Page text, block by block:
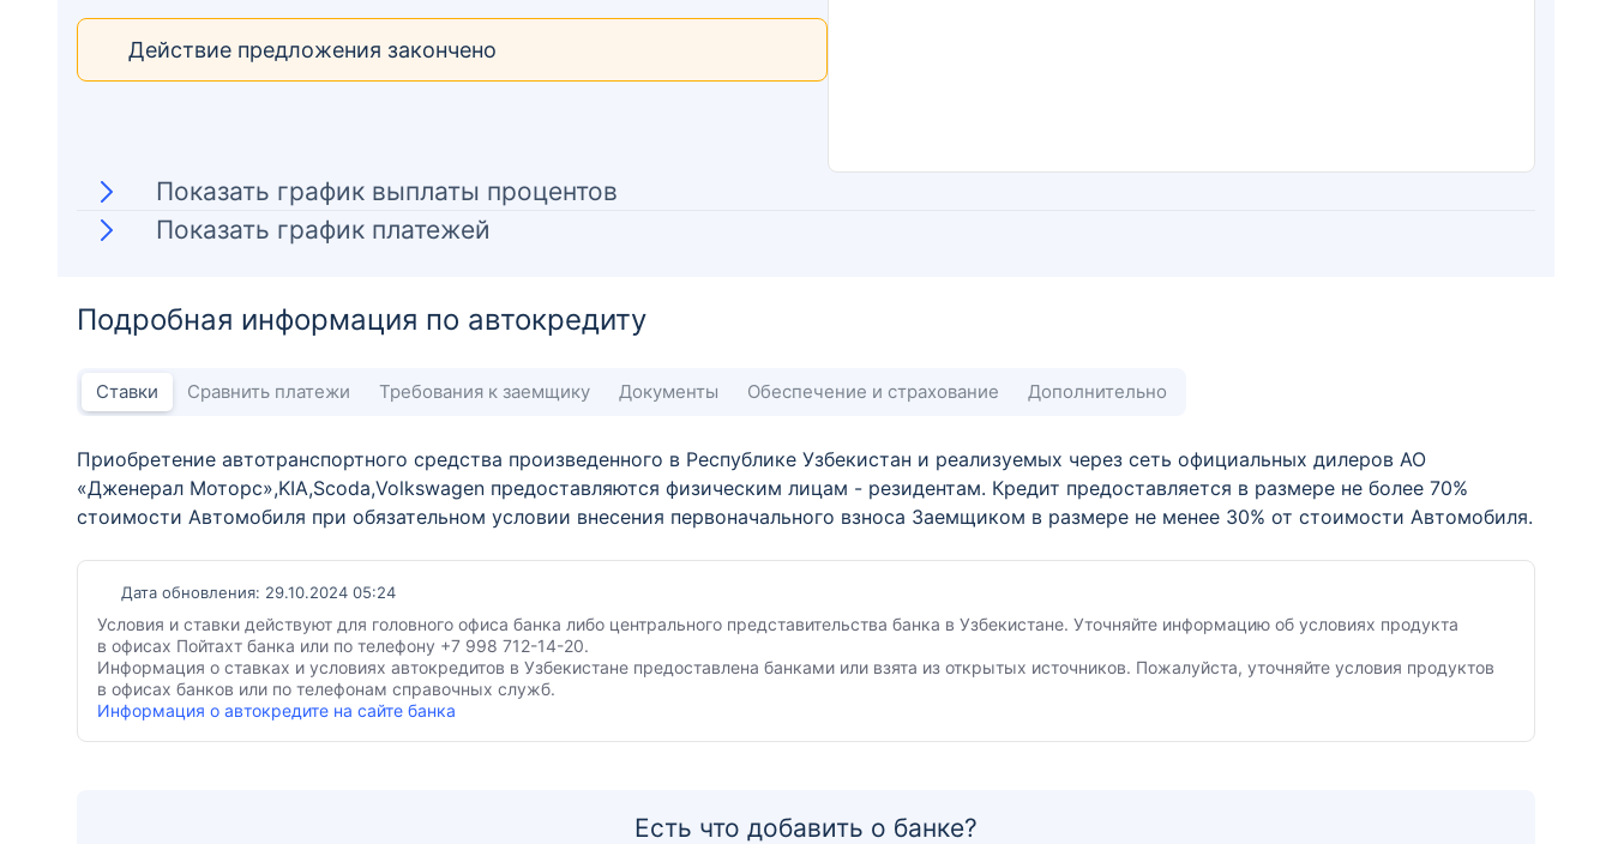
Действие предложения закончено
Показать график выплаты процентов
Показать график платежей
Подробная информация по автокредиту
Ставки Сравнить платежи Требования к заемщику Документы Обеспечение и страхование Дополнительно
Приобретение автотранспортного средства произведенного в Республике Узбекистан и реализуемых через сеть официальных дилеров АО
«Дженерал Моторс»,KIA,Scoda,Volkswagen предоставляются физическим лицам - резидентам. Кредит предоставляется в размере не более 70%
стоимости Автомобиля при обязательном условии внесения первоначального взноса Заемщиком в размере не менее 30% от стоимости Автомобиля.
Дата обновления: 29.10.2024 05:24
Условия и ставки действуют для головного офиса банка либо центрального представительства банка в Узбекистане. Уточняйте информацию об условиях продукта
в офисах Пойтахт банка или по телефону +7 998 712-14-20.
Информация о ставках и условиях автокредитов в Узбекистане предоставлена банками или взята из открытых источников. Пожалуйста, уточняйте условия продуктов
в офисах банков или по телефонам справочных служб.
Информация о автокредите на сайте банка
Есть что добавить о банке?